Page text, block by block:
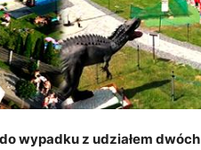
wypadku z udziałem dwóch